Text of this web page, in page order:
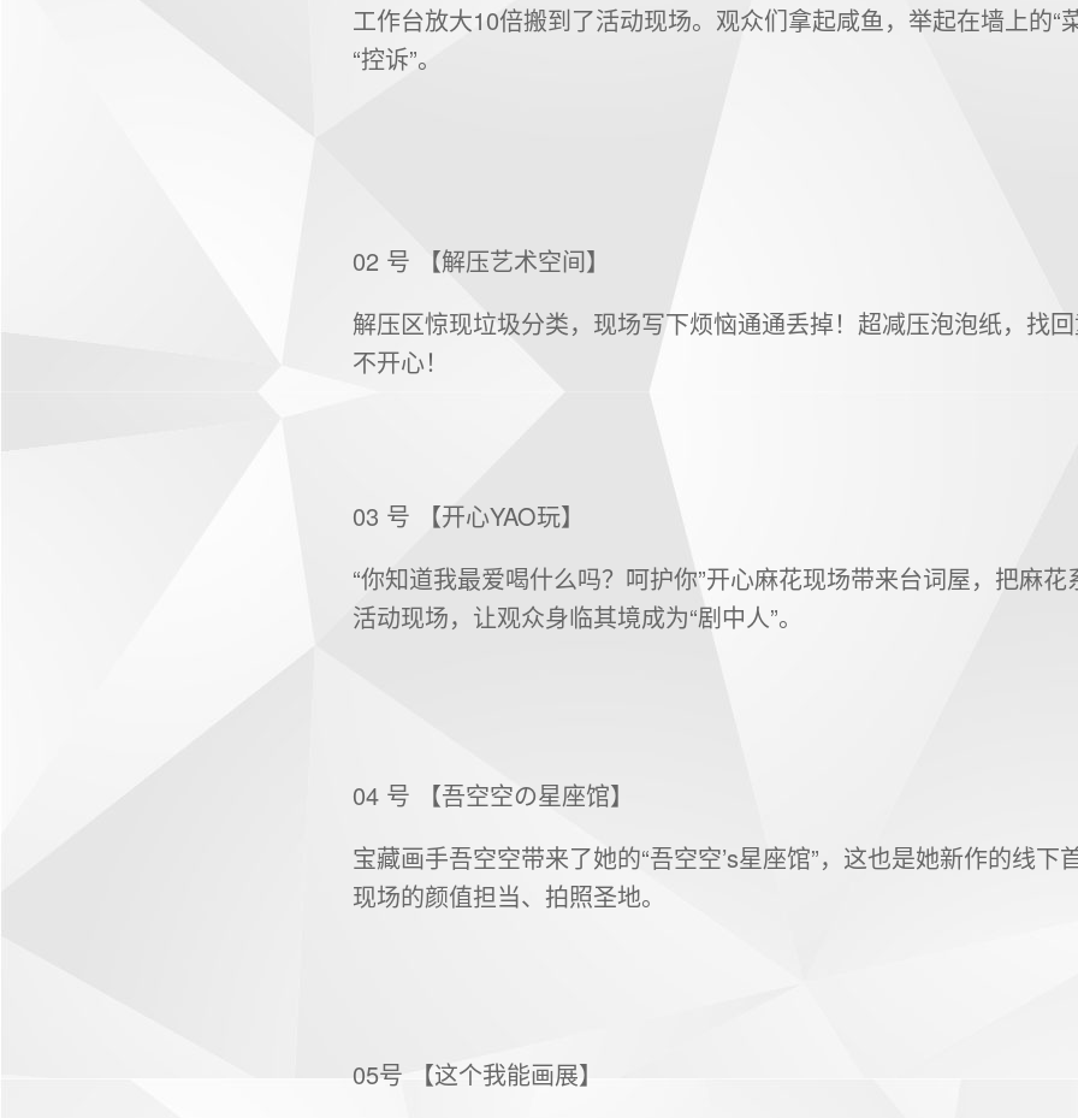
工作台放大10倍搬到了活动现场。观众们拿起咸鱼，举起在墙上的“
“控诉”。
02 号 【解压艺术空间】
解压区惊现垃圾分类，现场写下烦恼通通丢掉！超减压泡泡纸，找
不开心！
03 号 【开心YAO玩】
“你知道我最爱喝什么吗？呵护你”开心麻花现场带来台词屋，把麻
活动现场，让观众身临其境成为“剧中人”。
04 号 【吾空空の星座馆】
宝藏画手吾空空带来了她的“吾空空’s星座馆”，这也是她新作的线下
现场的颜值担当、拍照圣地。
05号 【这个我能画展】